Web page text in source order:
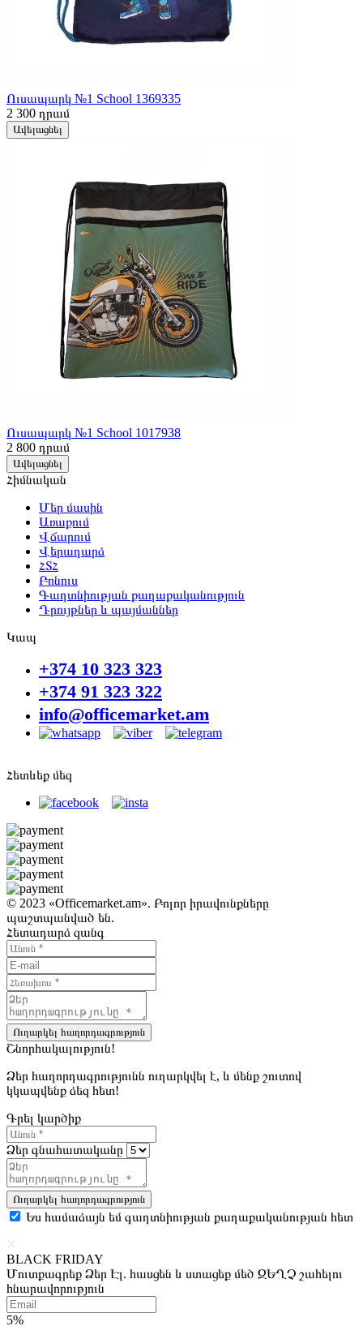
Ուսապարկ №1 School 1369335
2 300 դրամ
Ավելացնել
Ուսապարկ №1 School 1017938
2 800 դրամ
Ավելացնել
Հիմնական
Մեր մասին
Առաքում
Վճարում
Վերադարձ
ՀՏՀ
Բոնուս
Գաղտնիության քաղաքականություն
Դրույթներ և պայմաններ
Կապ
+374 10 323 323
+374 91 323 322
info@officemarket.am
Հետևեք մեզ
© 2023 «Officemarket.am». Բոլոր իրավունքները
պաշտպանված են.
Հետադարձ զանգ
Ուղարկել հաղորդագրություն
Շնորհակալություն!
Ձեր հաղորդագրությունն ուղարկվել է, և մենք շուտով
կկապվենք ձեզ հետ!
Գրել կարծիք
Ձեր գնահատականը
Ուղարկել հաղորդագրություն
Ես համաձայն եմ գաղտնիության քաղաքականության հետ
BLACK FRIDAY
Մուտքագրեք Ձեր Էլ. հասցեն և ստացեք մեծ ԶԵՂՉ շահելու
հնարավորություն
5%